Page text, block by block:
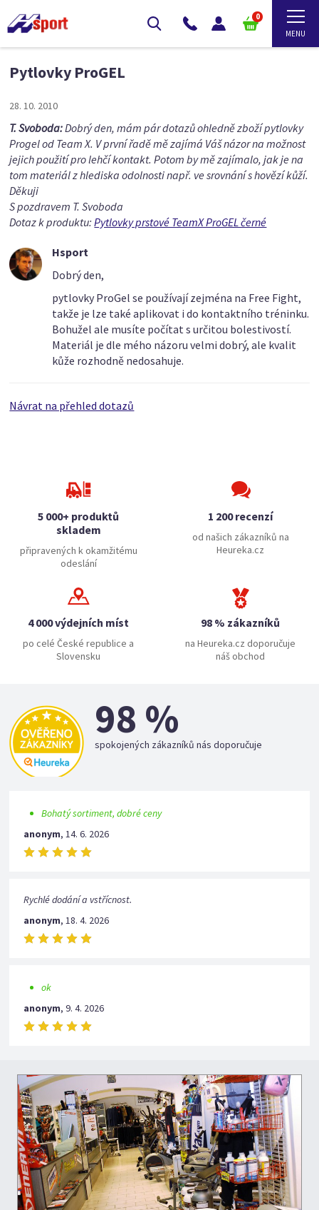
0
Pytlovky ProGEL
28. 10. 2010
T. Svoboda:Dobrý den, mám pár dotazů ohledně zboží pytlovky
Progel od Team X. V první řadě mě zajímá Váš názor na možnost
jejich použití pro lehčí kontakt. Potom by mě zajímalo, jak je na
tom materiál z hlediska odolnosti např. ve srovnání s hovězí kůží.
Děkuji
S pozdravem T. Svoboda
Dotaz k produktu:Pytlovky prstové TeamX ProGEL černé
Hsport
Dobrý den,
pytlovky ProGel se používají zejména na Free Fight,
takže je lze také aplikovat i do kontaktního tréninku.
Bohužel ale musíte počítat s určitou bolestivostí.
Materiál je dle mého názoru velmi dobrý, ale kvalit
kůže rozhodně nedosahuje.
Návrat na přehled dotazů
5 000+ produktů
skladem
připravených k okamžitému
odeslání
1 200 recenzí
od našich zákazníků na
Heureka.cz
4 000 výdejních míst
po celé České republice a
Slovensku
98 % zákazníků
na Heureka.cz doporučuje
náš obchod
98 %
spokojených zákazníků nás doporučuje
Bohatý sortiment, dobré ceny
anonym,14. 6. 2026
Rychlé dodání a vstřícnost.
anonym,18. 4. 2026
ok
anonym,9. 4. 2026